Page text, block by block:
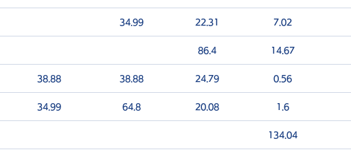
34.99 22.31 7.02
86.4 14.67
38.88 38.88 24.79 0.56
34.99 64.8 20.08 1.6
134.04